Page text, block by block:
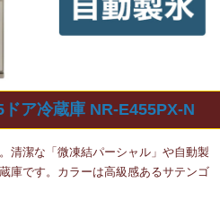
ア冷蔵庫 NR-E455PX-N
清潔な「微凍結パーシャル」や自動製
庫です。カラーは高級感あるサテンゴ